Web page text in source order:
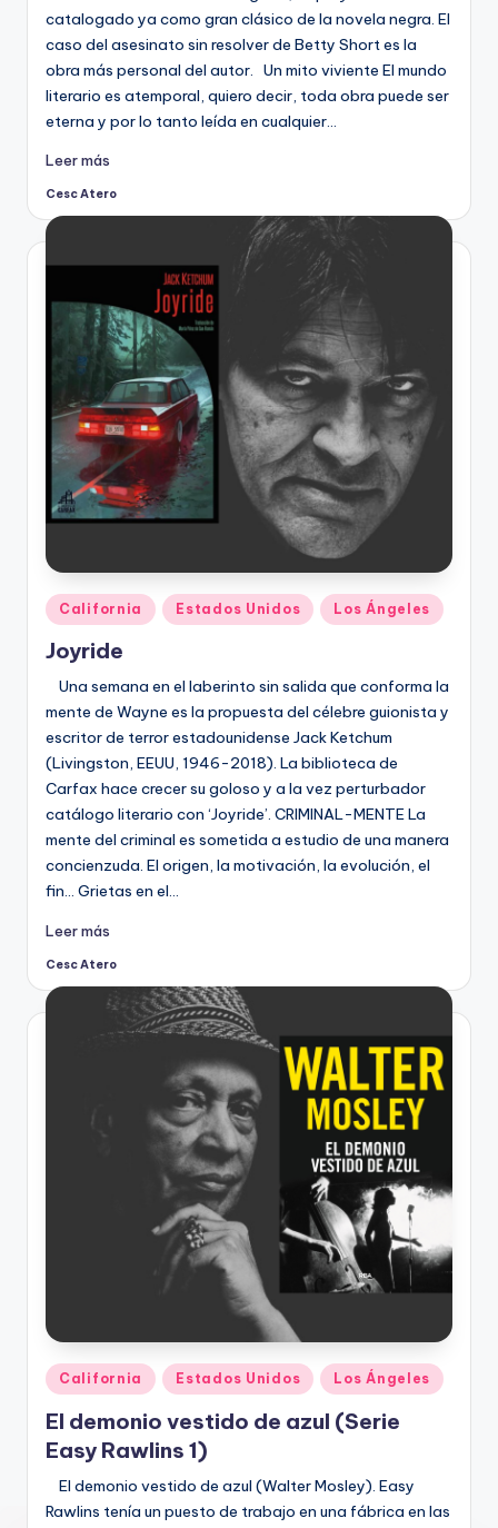
catalogado ya como gran clásico de la novela negra. El
caso del asesinato sin resolver de Betty Short es la
obra más personal del autor. Un mito viviente El mundo
literario es atemporal, quiero decir, toda obra puede ser
eterna y por lo tanto leída en cualquier…
Leer más
Publicado
por
Cesc Atero
Publicado
en
California Estados Unidos Los Ángeles
Joyride
Una semana en el laberinto sin salida que conforma la
mente de Wayne es la propuesta del célebre guionista y
escritor de terror estadounidense Jack Ketchum
(Livingston, EEUU, 1946-2018). La biblioteca de
Carfax hace crecer su goloso y a la vez perturbador
catálogo literario con ‘Joyride’. CRIMINAL-MENTE La
mente del criminal es sometida a estudio de una manera
concienzuda. El origen, la motivación, la evolución, el
fin… Grietas en el…
Leer más
Publicado
Cesc Atero
Publicado
en
California Estados Unidos Los Ángeles
El demonio vestido de azul (Serie
Easy Rawlins 1)
El demonio vestido de azul (Walter Mosley). Easy
Rawlins tenía un puesto de trabajo en una fábrica en las